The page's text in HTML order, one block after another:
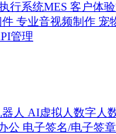
行系统MES 客户体
件 专业音视频制作 宠
管理
人 AI虚拟人数字人
公 电子签名/电子签章